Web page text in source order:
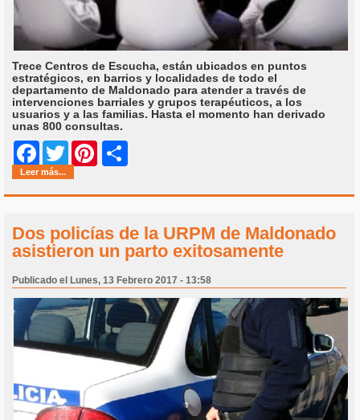
Trece Centros de Escucha, están ubicados en puntos
estratégicos, en barrios y localidades de todo el
departamento de Maldonado para atender a través de
intervenciones barriales y grupos terapéuticos, a los
usuarios y a las familias. Hasta el momento han derivado
unas 800 consultas.
Facebook
Twitter Pinterest
Leer más...
Dos policías de la URPM de Maldonado
asistieron un parto exitosamente
Publicado el Lunes, 13 Febrero 2017 - 13:58